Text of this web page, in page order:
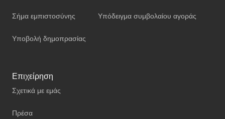
Σήμα εμπιστοσύνης
Υποβολή δημοπρασίας
Υπόδειγμα συμβολαίου αγοράς
Επιχείρηση
Σχετικά με εμάς
Πρέσα